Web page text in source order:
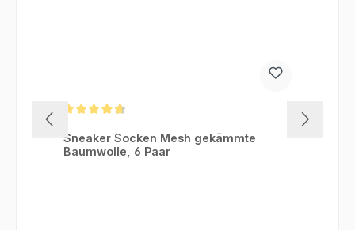
Sneaker Socken Mesh gekämmte
Baumwolle, 6 Paar